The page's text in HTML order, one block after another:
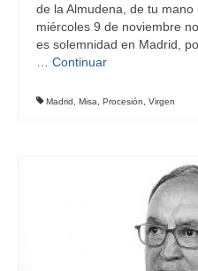
de la Almudena, de tu mano
miércoles 9 de noviembre
es solemnidad en Madrid,
Continuar
Madrid Misa Procesión Virgen